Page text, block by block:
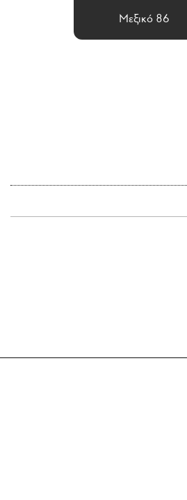
Μεξικό 86